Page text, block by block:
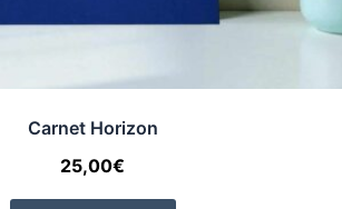
Carnet Horizon
25,00€